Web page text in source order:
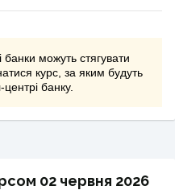
банки можуть стягувати
курс, за яким будуть
банку.
02 червня 2026